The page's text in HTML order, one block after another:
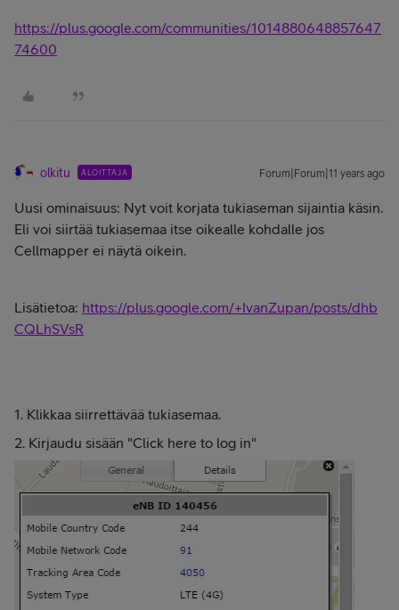
https://plus.google.com/communities/1014880648857647
74600
olkitu ALOITTAJA Forum|Forum|11 years ago
Uusi ominaisuus: Nyt voit korjata tukiaseman sijaintia käsin.
Eli voi siirtää tukiasemaa itse oikealle kohdalle jos
Cellmapper ei näytä oikein.
Lisätietoa: https://plus.google.com/+IvanZupan/posts/dhb
CQLhSVsR
1. Klikkaa siirrettävää tukiasemaa.
2. Kirjaudu sisään "Click here to log in"